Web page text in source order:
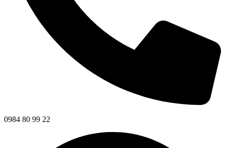
0984 80 99 22